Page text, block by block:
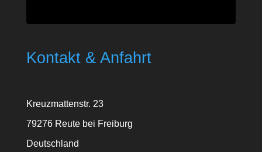
Kontakt & Anfahrt
Kreuzmattenstr. 23
79276 Reute bei Freiburg
Deutschland